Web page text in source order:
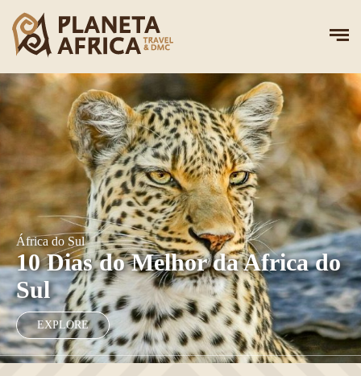
África do Sul
10 Dias do Melhor da Africa do
Sul
EXPLORE